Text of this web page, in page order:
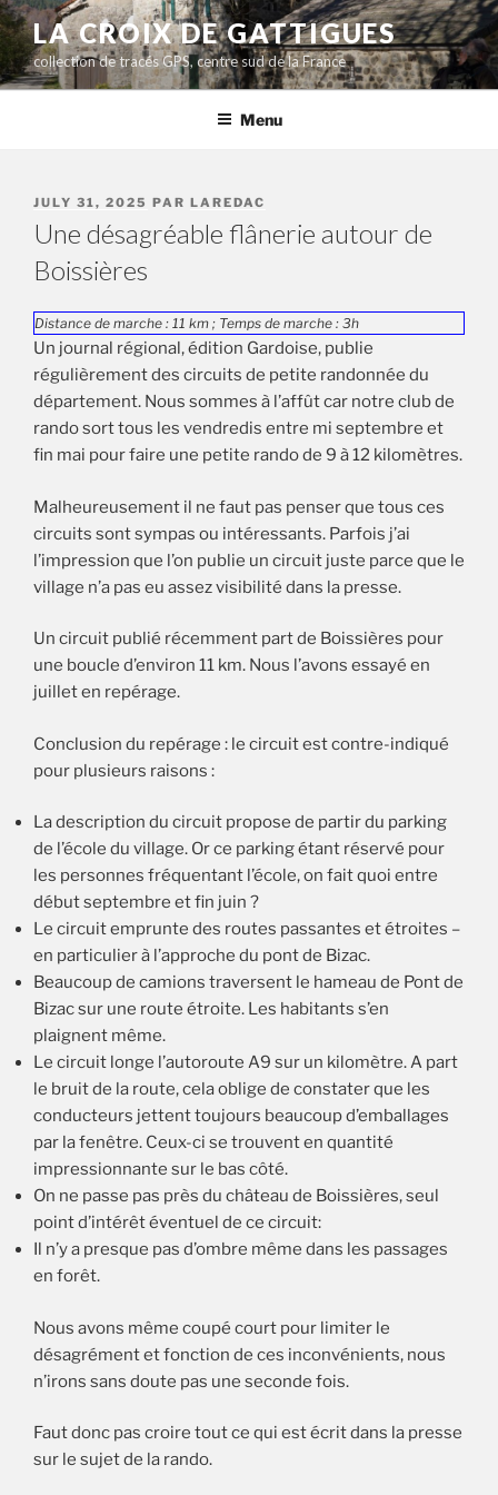
Aller
au
contenu
principal
LA CROIX DE GATTIGUES
collection de tracés GPS, centre sud de la France
Menu
PUBLIÉ
JULY 31, 2025 PAR LAREDAC
Une désagréable flânerie autour de
Boissières
Distance de marche : 11 km ; Temps de marche : 3h
Un journal régional, édition Gardoise, publie
régulièrement des circuits de petite randonnée du
département. Nous sommes à l’affût car notre club de
rando sort tous les vendredis entre mi septembre et
fin mai pour faire une petite rando de 9 à 12 kilomètres.
Malheureusement il ne faut pas penser que tous ces
circuits sont sympas ou intéressants. Parfois j’ai
l’impression que l’on publie un circuit juste parce que le
village n’a pas eu assez visibilité dans la presse.
Un circuit publié récemment part de Boissières pour
une boucle d’environ 11 km. Nous l’avons essayé en
juillet en repérage.
Conclusion du repérage : le circuit est contre-indiqué
pour plusieurs raisons :
La description du circuit propose de partir du parking
de l’école du village. Or ce parking étant réservé pour
les personnes fréquentant l’école, on fait quoi entre
début septembre et fin juin ?
Le circuit emprunte des routes passantes et étroites –
en particulier à l’approche du pont de Bizac.
Beaucoup de camions traversent le hameau de Pont de
Bizac sur une route étroite. Les habitants s’en
plaignent même.
Le circuit longe l’autoroute A9 sur un kilomètre. A part
le bruit de la route, cela oblige de constater que les
conducteurs jettent toujours beaucoup d’emballages
par la fenêtre. Ceux-ci se trouvent en quantité
impressionnante sur le bas côté.
On ne passe pas près du château de Boissières, seul
point d’intérêt éventuel de ce circuit:
Il n’y a presque pas d’ombre même dans les passages
en forêt.
Nous avons même coupé court pour limiter le
désagrément et fonction de ces inconvénients, nous
n’irons sans doute pas une seconde fois.
Faut donc pas croire tout ce qui est écrit dans la presse
sur le sujet de la rando.